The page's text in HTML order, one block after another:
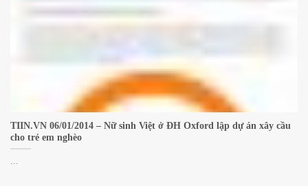
TIIN.VN 06/01/2014 – Nữ sinh Việt ở ĐH Oxford lập dự án xây cầu
cho trẻ em nghèo
...